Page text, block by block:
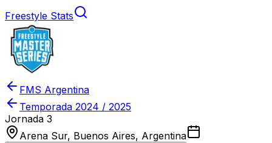
Freestyle Stats
FMS Argentina
Temporada 2024 / 2025
Jornada 3
Arena Sur, Buenos Aires, Argentina